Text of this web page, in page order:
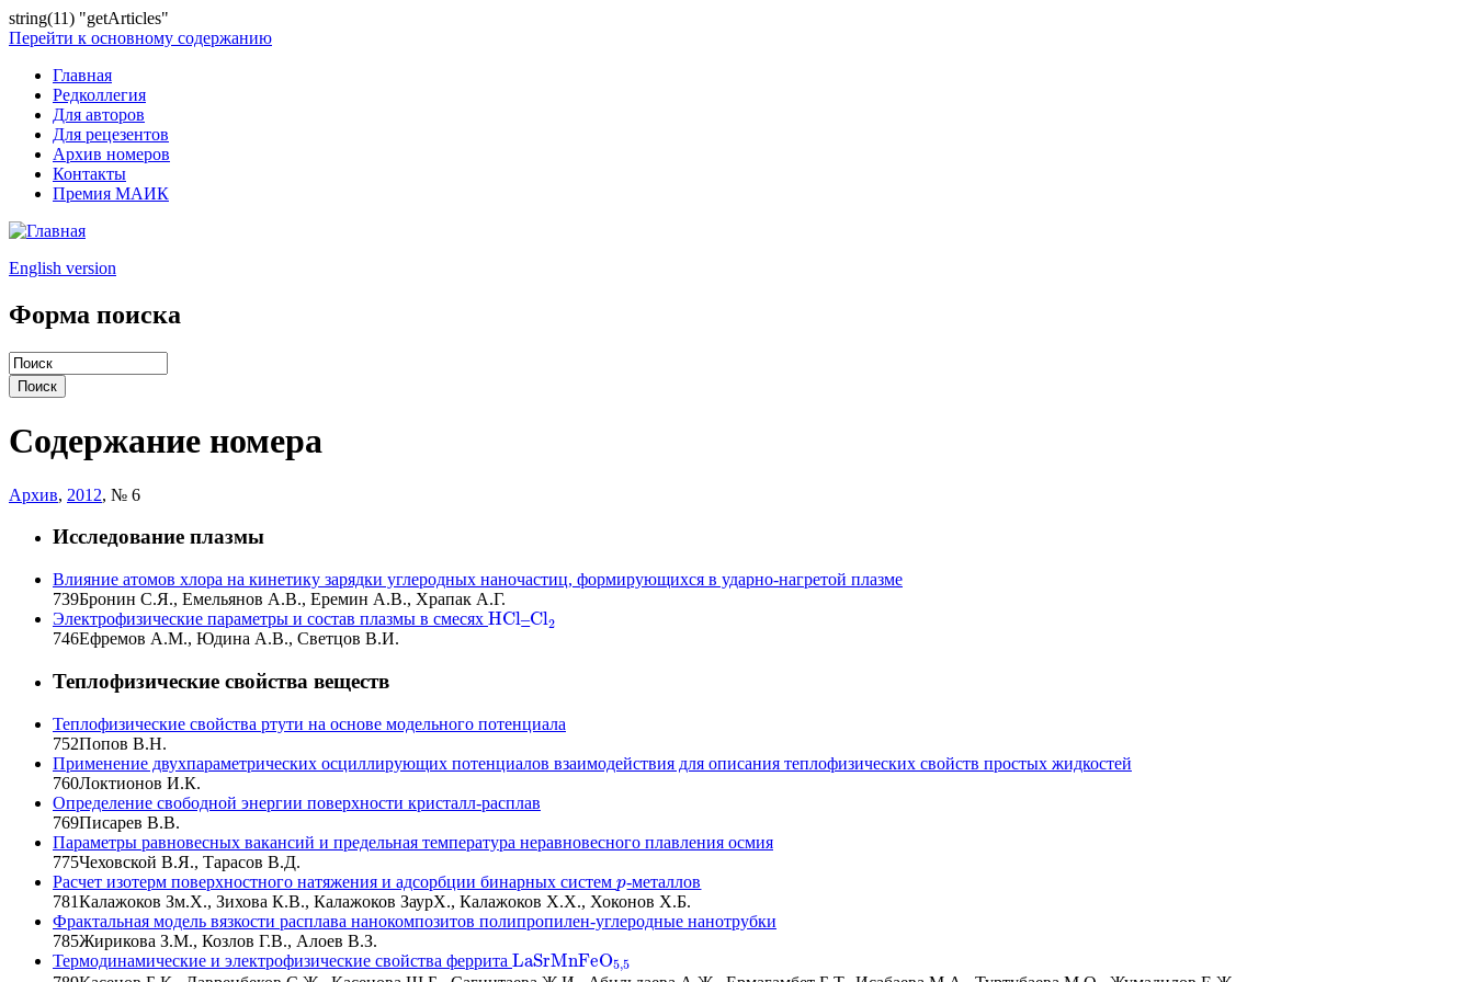
string(11) "getArticles"
Перейти к основному содержанию
Главная
Редколлегия
Для авторов
Для рецезентов
Архив номеров
Контакты
Премия МАИК
English version
Форма поиска
Содержание номера
Архив, 2012, № 6
Исследование плазмы
Влияние атомов хлора на кинетику зарядки углеродных наночастиц, формирующихся в ударно-нагретой плазме
739Бронин С.Я., Емельянов А.В., Еремин А.В., Храпак А.Г.
Электрофизические параметры и состав плазмы в смесях HCl
HCl–Cl2
Cl2
746Ефремов А.М., Юдина А.В., Светцов В.И.
Теплофизические свойства веществ
Теплофизические свойства ртути на основе модельного потенциала
752Попов В.Н.
Применение двухпараметрических осциллирующих потенциалов взаимодействия для описания теплофизических свойств простых жидкостей
760Локтионов И.К.
Определение свободной энергии поверхности кристалл-расплав
769Писарев В.В.
Параметры равновесных вакансий и предельная температура неравновесного плавления осмия
775Чеховской В.Я., Тарасов В.Д.
Расчет изотерм поверхностного натяжения и адсорбции бинарных систем p
p-металлов
781Калажоков Зм.Х., Зихова К.В., Калажоков ЗаурХ., Калажоков Х.Х., Хоконов Х.Б.
Фрактальная модель вязкости расплава нанокомпозитов полипропилен-углеродные нанотрубки
785Жирикова З.М., Козлов Г.В., Алоев В.З.
Термодинамические и электрофизические свойства феррита LaSrMnFeO5,5
LaSrMnFeO5,5